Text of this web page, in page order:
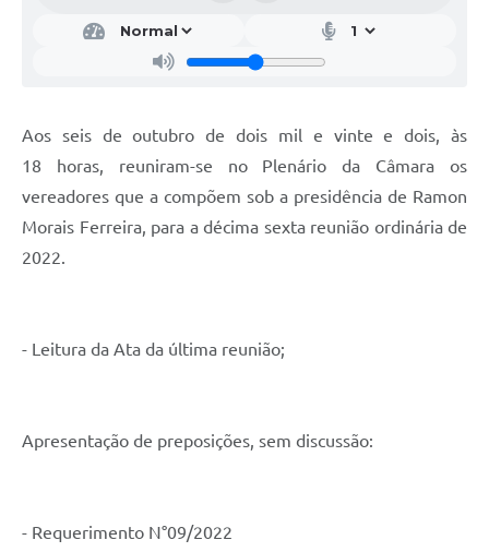
Aos seis de outubro de dois mil e vinte e dois, às
18 horas, reuniram-se no Plenário da Câmara os
vereadores que a compõem sob a presidência de Ramon
Morais Ferreira, para a décima sexta reunião ordinária de
2022.
- Leitura da Ata da última reunião;
Apresentação de preposições, sem discussão:
- Requerimento N°09/2022